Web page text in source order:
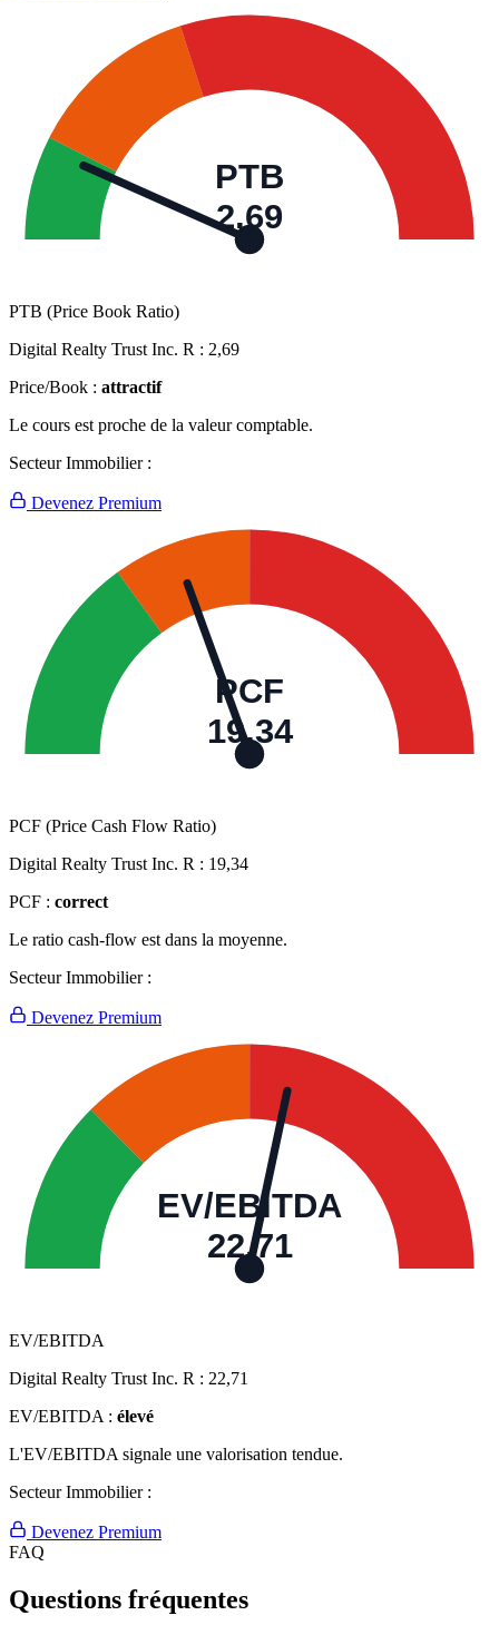
PTB
2,69
PTB (Price Book Ratio)
Digital Realty Trust Inc. R : 2,69
Price/Book : attractif
Le cours est proche de la valeur comptable.
Secteur Immobilier :
Devenez Premium
PCF
19,34
PCF (Price Cash Flow Ratio)
Digital Realty Trust Inc. R : 19,34
PCF : correct
Le ratio cash-flow est dans la moyenne.
Secteur Immobilier :
Devenez Premium
EV/EBITDA
22,71
EV/EBITDA
Digital Realty Trust Inc. R : 22,71
EV/EBITDA : élevé
L'EV/EBITDA signale une valorisation tendue.
Secteur Immobilier :
Devenez Premium
FAQ
Questions fréquentes